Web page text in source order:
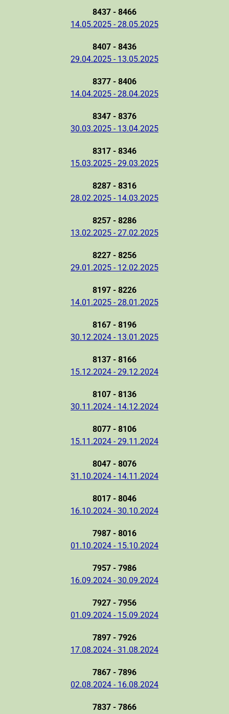
8437 - 8466
14.05.2025 - 28.05.2025
8407 - 8436
29.04.2025 - 13.05.2025
8377 - 8406
14.04.2025 - 28.04.2025
8347 - 8376
30.03.2025 - 13.04.2025
8317 - 8346
15.03.2025 - 29.03.2025
8287 - 8316
28.02.2025 - 14.03.2025
8257 - 8286
13.02.2025 - 27.02.2025
8227 - 8256
29.01.2025 - 12.02.2025
8197 - 8226
14.01.2025 - 28.01.2025
8167 - 8196
30.12.2024 - 13.01.2025
8137 - 8166
15.12.2024 - 29.12.2024
8107 - 8136
30.11.2024 - 14.12.2024
8077 - 8106
15.11.2024 - 29.11.2024
8047 - 8076
31.10.2024 - 14.11.2024
8017 - 8046
16.10.2024 - 30.10.2024
7987 - 8016
01.10.2024 - 15.10.2024
7957 - 7986
16.09.2024 - 30.09.2024
7927 - 7956
01.09.2024 - 15.09.2024
7897 - 7926
17.08.2024 - 31.08.2024
7867 - 7896
02.08.2024 - 16.08.2024
7837 - 7866